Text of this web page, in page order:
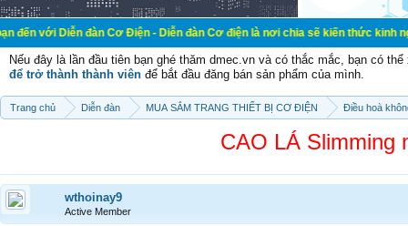
đàn Cơ Điện - Diễn đàn Cơ điện là nơi chia sẽ kiến thức kinh nghiệm
Nếu đây là lần đầu tiên bạn ghé thăm dmec.vn và có thắc mắc, bạn có
để trở thành thành viên để bắt đầu đăng bán sản phẩm của mình.
Trang chủ Diễn đàn MUA SẮM TRANG THIẾT BỊ CƠ ĐIỆN Điều hoà
CAO LÁ Slimming
wthoinay9
Active Member